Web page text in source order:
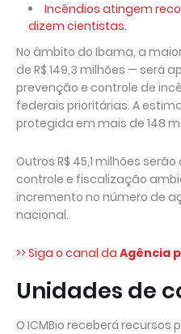
Incêndios atingem
dizem cientistas.
No âmbito do Ibama, a
de R$ 149,3 milhões — será
prevenção e controle de
federais prioritárias. A
protegida em mais de 148
Outros R$ 45,1 milhões
controle e fiscalização
incremento no número de
nacional.
>> Siga o canal da Agência
Unidades de
O ICMBio receberá